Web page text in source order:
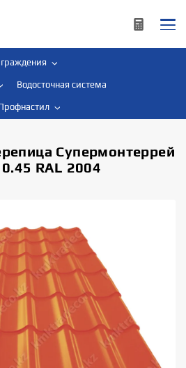
Водосточная система
Супермонтеррей
RAL 2004